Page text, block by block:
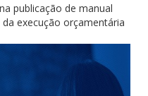
publicação de manual
execução orçamentária